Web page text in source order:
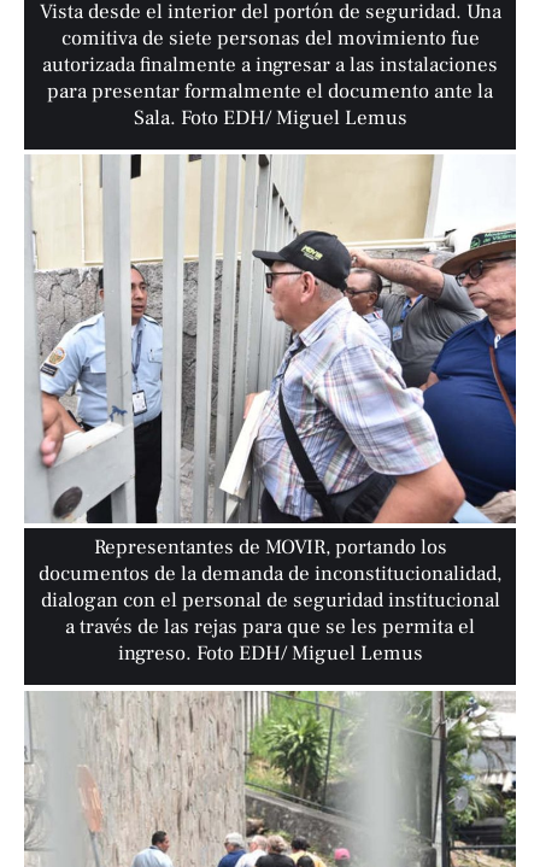
Vista desde el interior del portón de seguridad. Una
comitiva de siete personas del movimiento fue
autorizada finalmente a ingresar a las instalaciones
para presentar formalmente el documento ante la
Sala. Foto EDH/ Miguel Lemus
Representantes de MOVIR, portando los
documentos de la demanda de inconstitucionalidad,
dialogan con el personal de seguridad institucional
a través de las rejas para que se les permita el
ingreso. Foto EDH/ Miguel Lemus